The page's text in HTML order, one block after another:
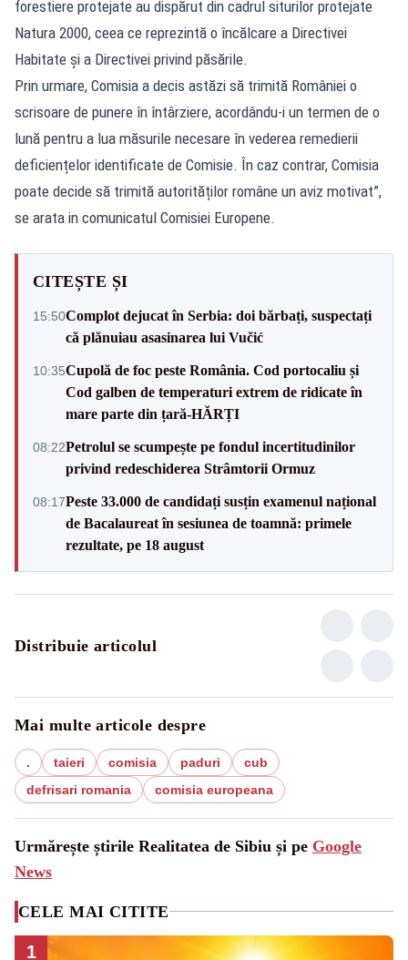
forestiere protejate au dispărut din cadrul siturilor protejate
Natura 2000, ceea ce reprezintă o încălcare a Directivei
Habitate și a Directivei privind păsările.
Prin urmare, Comisia a decis astăzi să trimită României o
scrisoare de punere în întârziere, acordându-i un termen de o
lună pentru a lua măsurile necesare în vederea remedierii
deficiențelor identificate de Comisie. În caz contrar, Comisia
poate decide să trimită autorităților române un aviz motivat”,
se arata in comunicatul Comisiei Europene.
CITEȘTE ȘI
15:50Complot dejucat în Serbia: doi bărbați, suspectați
că plănuiau asasinarea lui Vučić
10:35Cupolă de foc peste România. Cod portocaliu și
Cod galben de temperaturi extrem de ridicate în
mare parte din țară-HĂRȚI
08:22Petrolul se scumpește pe fondul incertitudinilor
privind redeschiderea Strâmtorii Ormuz
08:17Peste 33.000 de candidați susțin examenul național
de Bacalaureat în sesiunea de toamnă: primele
rezultate, pe 18 august
Distribuie articolul
Mai multe articole despre
. taieri comisia paduri
cub
defrisari romania
comisia europeana
Urmărește știrile Realitatea de Sibiu și pe Google
News
CELE MAI CITITE
1